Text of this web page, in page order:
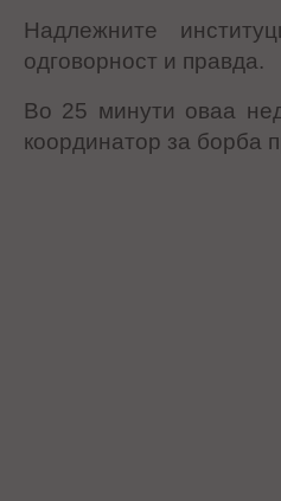
Надлежните
одговорност и правда.
Во 25 минути оваа
координатор за борба